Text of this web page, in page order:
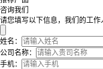
咨询我们
请您填写以下信息，我们的工作
姓名：
公司名称：
手机：